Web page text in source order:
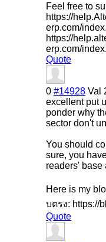
Feel free to
https://
erp.com/
https://
erp.com/
Quote
0 #14928 Val
excellent put
ponder why
sector don't
You should
sure, you
readers' base
Here is my
บตรง: https://
Quote